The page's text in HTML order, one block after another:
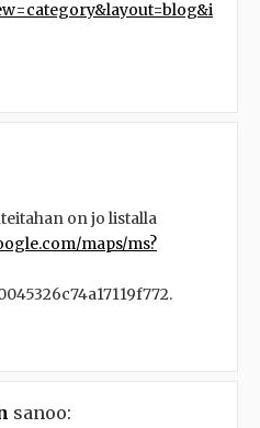
on jo listalla
maps/ms?
sanoo: